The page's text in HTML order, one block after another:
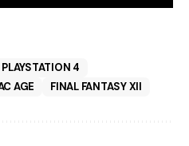
PLAYSTATION 4
AGE
FINAL FANTASY XII